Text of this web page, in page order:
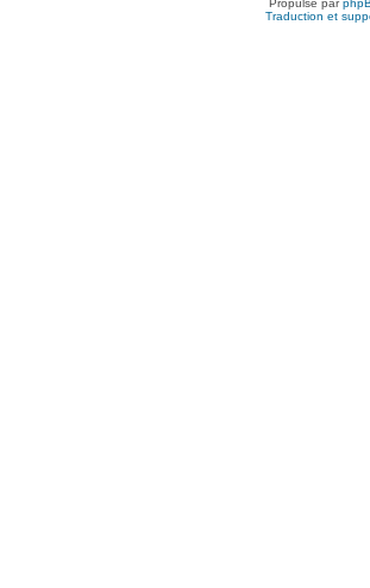
Propulsé par
Traduction et